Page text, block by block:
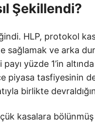
Şekillendi?
HLP, protokol
sağlamak ve arka
payı yüzde 1’in
piyasa tasfiyesinin
birlikte
kasalara